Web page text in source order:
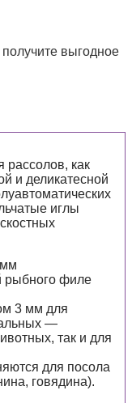
выгодное
рассолов, как
и деликатесной
иглы
рыбного филе
3 мм для
—
так и для
для посола
говядина).